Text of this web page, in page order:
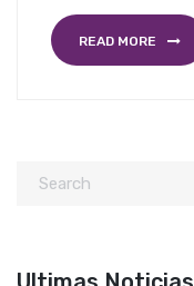
READ MORE